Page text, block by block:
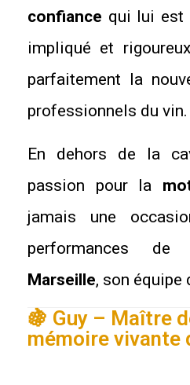
confiance qui lui est
impliqué et
parfaitement la
professionnels du vin.
En dehors de la
passion pour la
jamais une
performances de
Marseille, son équipe
🍇 Guy – Maître
mémoire vivante